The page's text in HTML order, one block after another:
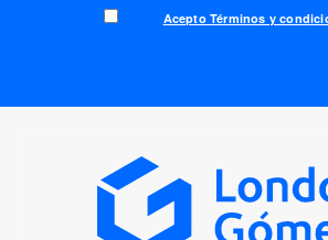
Acepto Términos y